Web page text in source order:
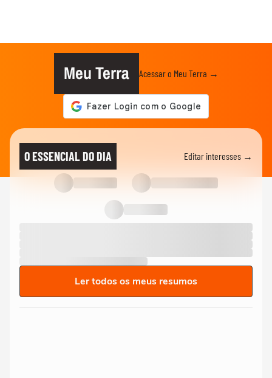
Meu Terra Acessar o Meu Terra →
O ESSENCIAL DO DIA Editar interesses →
Ler todos os meus resumos